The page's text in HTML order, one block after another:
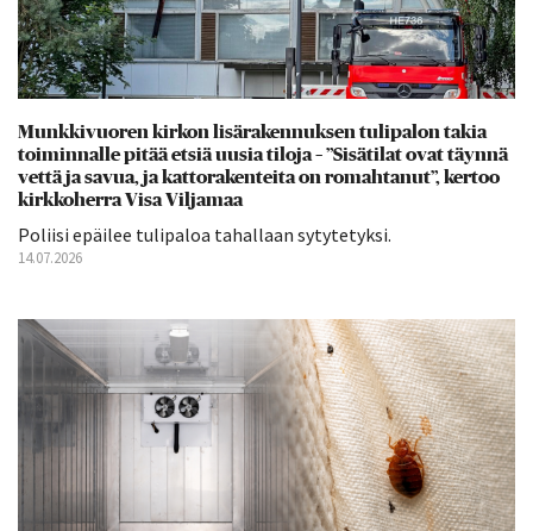
Munkkivuoren kirkon lisärakennuksen tulipalon takia
toiminnalle pitää etsiä uusia tiloja – ”Sisätilat ovat täynnä
vettä ja savua, ja kattorakenteita on romahtanut”, kertoo
kirkkoherra Visa Viljamaa
Poliisi epäilee tulipaloa tahallaan sytytetyksi.
14.07.2026